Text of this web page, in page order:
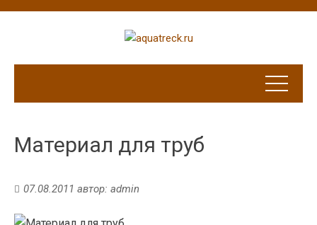
Материал для труб
07.08.2011 автор: admin